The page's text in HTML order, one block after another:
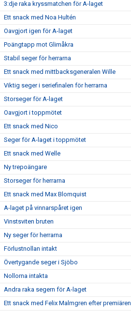
3:dje raka kryssmatchen för A-laget
Ett snack med Noa Hultén
Oavgjort igen för A-laget
Poängtapp mot Glimåkra
Stabil seger för herrarna
Ett snack med mittbacksgeneralen Wille
Viktig seger i seriefinalen för herrarna
Storseger för A-laget
Oavgjort i toppmötet
Ett snack med Nico
Seger för A-laget i toppmötet
Ett snack med Welle
Ny trepoängare
Storseger för herrarna
Ett snack med Max Blomquist
A-laget på vinnarspåret igen
Vinstsviten bruten
Ny seger för herrarna
Förlustnollan intakt
Övertygande seger i Sjöbo
Nollorna intakta
Andra raka segern för A-laget
Ett snack med Felix Malmgren efter premiären